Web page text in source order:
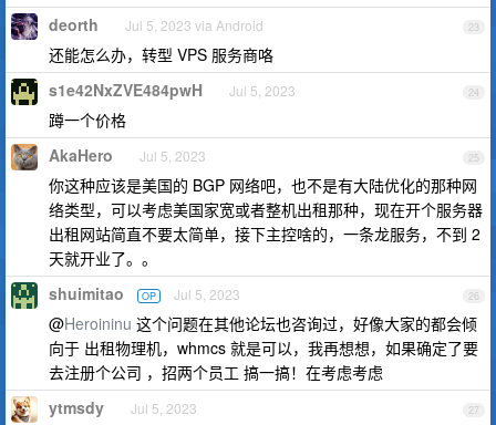
23
deorth Jul 5, 2023 via Android
还能怎么办，转型 VPS 服务商咯
24
s1e42NxZVE484pwH Jul 5, 2023
蹲一个价格
25
AkaHero Jul 5, 2023
你这种应该是美国的 BGP 网络吧，也不是有大陆优化的那种网
络类型，可以考虑美国家宽或者整机出租那种，现在开个服务器
出租网站简直不要太简单，接下主控啥的，一条龙服务，不到 2
天就开业了。。
26
shuimitao OP Jul 5, 2023
@Heroininu 这个问题在其他论坛也咨询过，好像大家的都会倾
向于 出租物理机，whmcs 就是可以，我再想想，如果确定了要
去注册个公司 ，招两个员工 搞一搞！在考虑考虑
27
ytmsdy Jul 5, 2023